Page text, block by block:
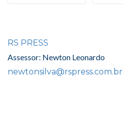
RS PRESS
Assessor: Newton Leonardo
newtonsilva@rspress.com.br